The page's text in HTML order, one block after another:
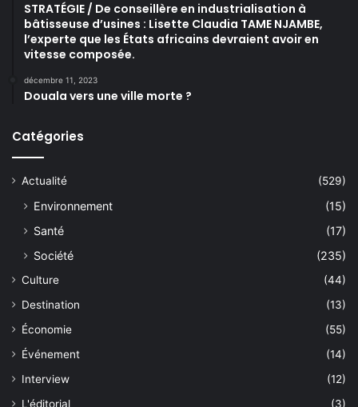
STRATÉGIE / De conseillère en industrialisation à
bâtisseuse d’usines : Lisette Claudia TAME NJAMBE,
l’experte que les États africains devraient avoir en
vitesse composée.
décembre 11, 2023
Douala vers une ville morte ?
Catégories
Actualité (529)
Environnement
(15)
Santé
(17)
Société
(235)
Culture
(44)
Destination
(13)
Économie
(55)
Événement
(14)
Interview
(12)
L'éditorial
(3)